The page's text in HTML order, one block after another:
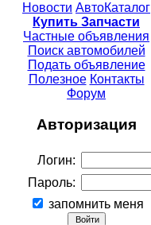
Новости АвтоКаталог
Купить Запчасти
Частные объявления
Поиск автомобилей
Подать объявление
Полезное Контакты
Форум
Авторизация
Логин:
Пароль:
запомнить меня